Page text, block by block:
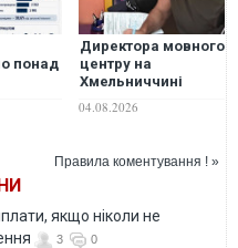
понад
за
Директора мовного
центру на
Хмельниччині
розбещенні
04.08.2026
Правила коментування ! »
якщо ніколи не
3 0